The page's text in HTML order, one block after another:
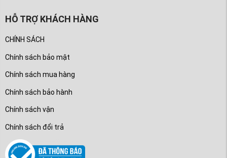
HỖ TRỢ KHÁCH HÀNG
CHÍNH SÁCH
Chính sách bảo mật
Chính sách mua hàng
Chính sách bảo hành
Chính sách vận
Chính sách đổi trả